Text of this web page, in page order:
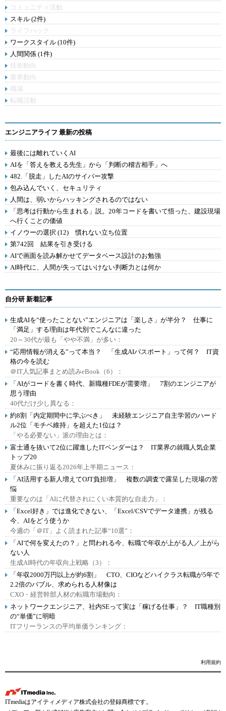
コミュニティ活動
スキル (2件)
ライフハック
ワークスタイル (10件)
人間関係 (1件)
技術動向
業界動向
職場
転職活動
エンジニアライフ 最新の投稿
最後には離れていくAI
AIを「答えを教える先生」から「判断の稽古相手」へ
482.「脱走」したAIのサイバー攻撃
包み込んでいく、セキュリティ
人間は、弱いからハッキングされるのではない
「思考は行動から生まれる」説。20年コードを書いて悟った、建設現場
へ行くことの価値
イノウーの選択 (12) 慣れない立ち位置
第742回 結果を引き受ける
AIで画面を読み解かせてデータベース設計のお勉強
AI時代に、人間が失ってはいけない判断力とは何か
自分研 新着記事
生成AIを“使ったことない”エンジニアは「楽しさ」が半分？ 仕事に
「満足」する理由は年代別でこんなに違った
20～30代が最も「やや不満」が多い：
“応用情報が消える”って本当？ 「生成AIパスポート」って何？ IT資
格の今を読む
＠IT人気記事まとめ読みeBook（6）：
「AIがコードを書く時代、新職種FDEが需要増」 7割のエンジニアが
思う理由
40代だけ少し異なる：
約8割「内定期間中に学ぶべき」 未経験エンジニア自主学習のハード
ル2位「モチベ維持」を超えた1位は？
「やる必要ない」派の理由とは：
富士通を抜いて2位に躍進したITベンダーは？ IT業界の就職人気企業
トップ20
夏休みに振り返る2026年上半期ニュース：
「AI活用する新人増えてOJT負担増」 複数の調査で露呈した現場の苦
悩
重要なのは「AIに代替されにくい本質的な自走力」：
「Excel好き」では進化できない、「Excel/CSVでデータ連携」が残る
今、AIをどう使うか
今週の「＠IT」よく読まれた記事“10選”：
「AIで何を変えたの？」と問われる今、転職で年収が上がる人／上がら
ない人
生成AI時代の年収向上戦略（3）：
「年収2000万円以上が約6割」 CTO、CIOなどハイクラス転職が5年で
2.2倍のバブル、求められる人材像は
CXO・経営幹部人材の転職市場動向：
ネットワークエンジニア、社内SEって実は「稼げる仕事」？ IT職種別
の“単価”に明暗
ITフリーランスの平均単価ランキング：
利用規約
ITmediaはアイティメディア株式会社の登録商標です。